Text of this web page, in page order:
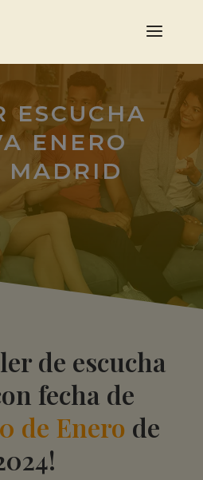
ESCUCHA
ENERO
de escucha
fecha de
de Enero de